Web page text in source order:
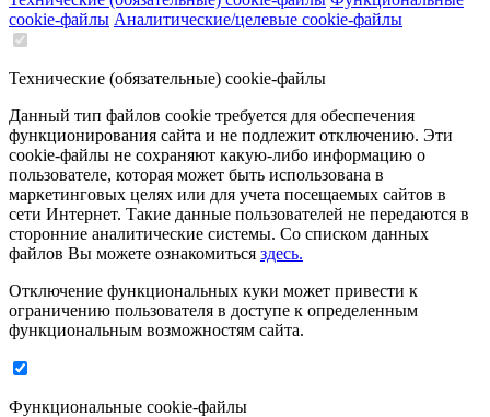
cookie-файлы Аналитические/целевые cookie-файлы
Технические (обязательные) cookie-файлы
Данный тип файлов cookie требуется для обеспечения
функционирования сайта и не подлежит отключению. Эти
сookie-файлы не сохраняют какую-либо информацию о
пользователе, которая может быть использована в
маркетинговых целях или для учета посещаемых сайтов в
сети Интернет. Такие данные пользователей не передаются в
сторонние аналитические системы. Со списком данных
файлов Вы можете ознакомиться здесь.
Отключение функциональных куки может привести к
ограничению пользователя в доступе к определенным
функциональным возможностям сайта.
Функциональные cookie-файлы